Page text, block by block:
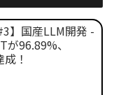
】国産LLM開発 -
96.89%、
！